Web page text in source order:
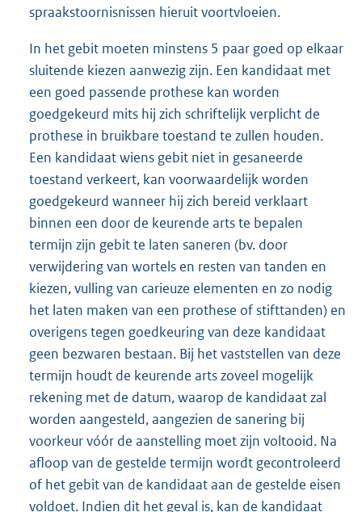
spraakstoornisnissen hieruit voortvloeien.
In het gebit moeten minstens 5 paar goed op elkaar
sluitende kiezen aanwezig zijn. Een kandidaat met
een goed passende prothese kan worden
goedgekeurd mits hij zich schriftelijk verplicht de
prothese in bruikbare toestand te zullen houden.
Een kandidaat wiens gebit niet in gesaneerde
toestand verkeert, kan voorwaardelijk worden
goedgekeurd wanneer hij zich bereid verklaart
binnen een door de keurende arts te bepalen
termijn zijn gebit te laten saneren (bv. door
verwijdering van wortels en resten van tanden en
kiezen, vulling van carieuze elementen en zo nodig
het laten maken van een prothese of stifttanden) en
overigens tegen goedkeuring van deze kandidaat
geen bezwaren bestaan. Bij het vaststellen van deze
termijn houdt de keurende arts zoveel mogelijk
rekening met de datum, waarop de kandidaat zal
worden aangesteld, aangezien de sanering bij
voorkeur vóór de aanstelling moet zijn voltooid. Na
afloop van de gestelde termijn wordt gecontroleerd
of het gebit van de kandidaat aan de gestelde eisen
voldoet. Indien dit het geval is, kan de kandidaat